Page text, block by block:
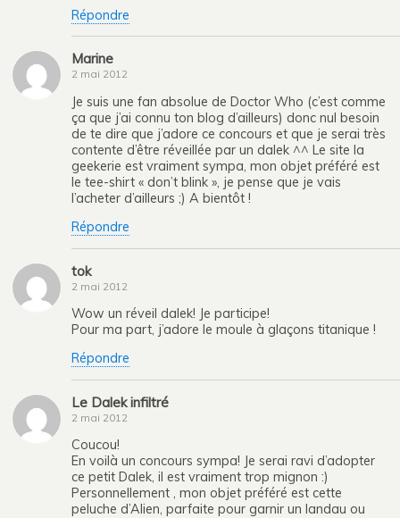
Répondre
Marine
2 mai 2012
Je suis une fan absolue de Doctor Who (c’est comme
ça que j’ai connu ton blog d’ailleurs) donc nul besoin
de te dire que j’adore ce concours et que je serai très
contente d’être réveillée par un dalek ^^ Le site la
geekerie est vraiment sympa, mon objet préféré est
le tee-shirt « don’t blink », je pense que je vais
l’acheter d’ailleurs ;) A bientôt !
Répondre
tok
2 mai 2012
Wow un réveil dalek! Je participe!
Pour ma part, j’adore le moule à glaçons titanique !
Répondre
Le Dalek infiltré
2 mai 2012
Coucou!
En voilà un concours sympa! Je serai ravi d’adopter
ce petit Dalek, il est vraiment trop mignon :)
Personnellement , mon objet préféré est cette
peluche d’Alien, parfaite pour garnir un landau ou